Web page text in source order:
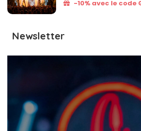
-10% avec le code
Newsletter